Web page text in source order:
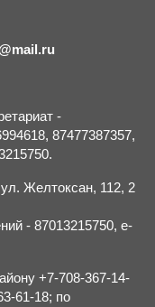
-
87477387357,
Желтоксан, 112, 2
- 87013215750, e-
+7-708-367-14-
61-18; по